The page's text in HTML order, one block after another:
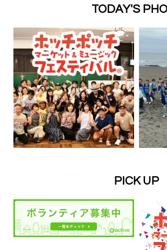
TODAY'S
PICK UP